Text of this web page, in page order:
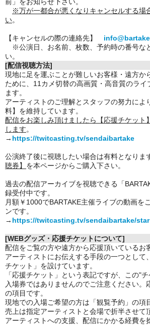
※万が一都合が悪くなりキャンセルする場
い。
【キャンセルの際の連絡先】
※公演日、お名前、枚数、予約時の番号な
い。
[配信視聴方法]
現地に足を運ぶことが難しいお客様・遠方か
ために、11カメ切替の高画質・高音質のライ
ます。
アーティストのご理解とスタッフの努力によ
料】を維持しています。
配信をお楽しみ頂けましたら【応援チケット
します。
→ https://twitcasting.tv/sendaibartake
公演終了後に視聴したい場合は有料となりま
聴券】 を本ページからご購入下さい。
過去の配信アーカイブを視聴できる「
録受付中です。
月額￥1000でBARTAKE主催ライブの動画を
ンです。
→ https://twitcasting.tv/sendaibartake/star
[WEBグッズ・応援チケットについて]
配信をご覧の方や遠方から応援頂いているお
アーティストにお伝えする手段の一つとして
チケット」を設けています。
「応援チケット」という表記ですが、この"
入場券ではありませんのでご注意ください。
の項目です。
現地での入場ご希望の方は「観覧予約」の項
売上は指定アーティストと会場で折半させて
アーティストへの支援、配信にかかる経費を